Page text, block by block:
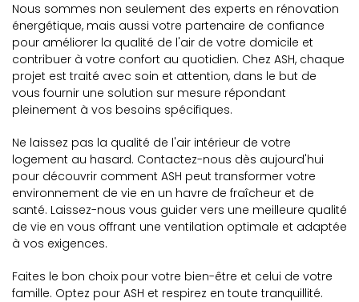
Nous sommes non seulement des experts en rénovation
énergétique, mais aussi votre partenaire de confiance
pour améliorer la qualité de l'air de votre domicile et
contribuer à votre confort au quotidien. Chez ASH, chaque
projet est traité avec soin et attention, dans le but de
vous fournir une solution sur mesure répondant
pleinement à vos besoins spécifiques.
Ne laissez pas la qualité de l'air intérieur de votre
logement au hasard. Contactez-nous dès aujourd'hui
pour découvrir comment ASH peut transformer votre
environnement de vie en un havre de fraîcheur et de
santé. Laissez-nous vous guider vers une meilleure qualité
de vie en vous offrant une ventilation optimale et adaptée
à vos exigences.
Faites le bon choix pour votre bien-être et celui de votre
famille. Optez pour ASH et respirez en toute tranquillité.